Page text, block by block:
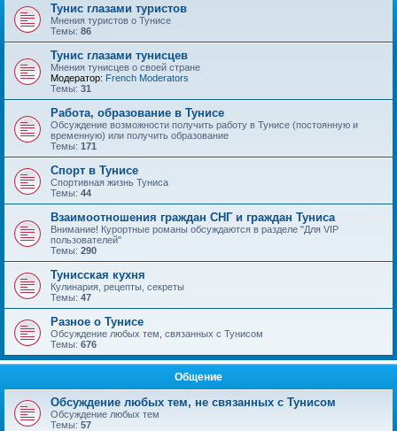
Тунис глазами туристов
Мнения туристов о Тунисе
Темы: 86
Тунис глазами тунисцев
Мнения тунисцев о своей стране
Модератор: French Moderators
Темы: 31
Работа, образование в Тунисе
Обсуждение возможности получить работу в Тунисе (постоянную и
временную) или получить образование
Темы: 171
Спорт в Тунисе
Спортивная жизнь Туниса
Темы: 44
Взаимоотношения граждан СНГ и граждан Туниса
Внимание! Курортные романы обсуждаются в разделе "Для VIP
пользователей"
Темы: 290
Тунисская кухня
Кулинария, рецепты, секреты
Темы: 47
Разное о Тунисе
Обсуждение любых тем, связанных с Тунисом
Темы: 676
Общение
Обсуждение любых тем, не связанных с Тунисом
Обсуждение любых тем
Темы: 57